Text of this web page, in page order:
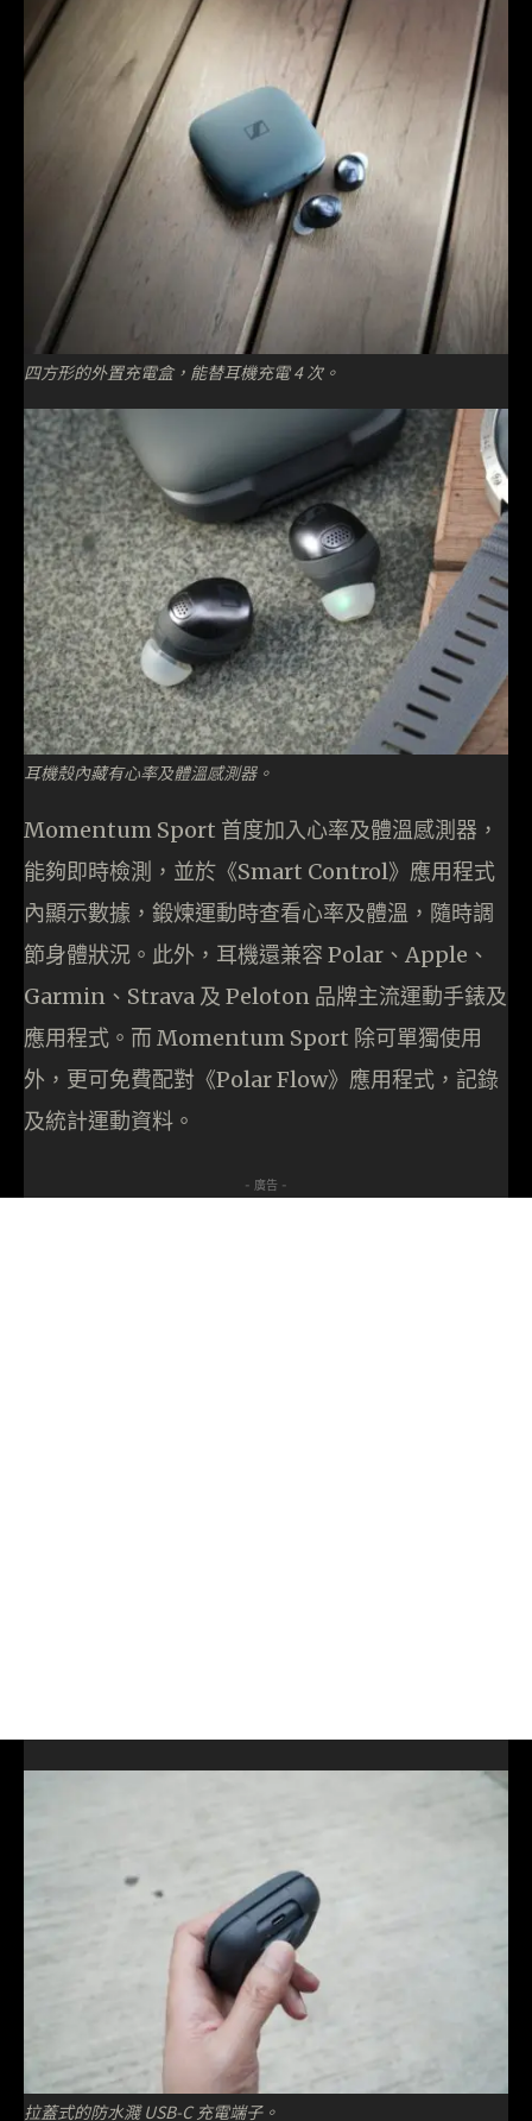
四方形的外置充電盒，能替耳機充電 4 次。
耳機殼內藏有心率及體溫感測器。
Momentum Sport 首度加入心率及體溫感測器，
能夠即時檢測，並於《Smart Control》應用程式
內顯示數據，鍛煉運動時查看心率及體溫，隨時調
節身體狀況。此外，耳機還兼容 Polar、Apple、
Garmin、Strava 及 Peloton 品牌主流運動手錶及
應用程式。而 Momentum Sport 除可單獨使用
外，更可免費配對《Polar Flow》應用程式，記錄
及統計運動資料。
- 廣告 -
拉蓋式的防水濺 USB-C 充電端子。